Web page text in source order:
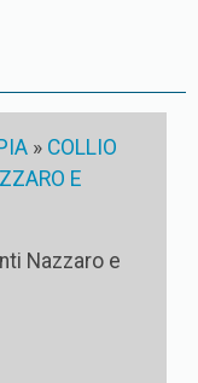
» COLLIO
E
Nazzaro e